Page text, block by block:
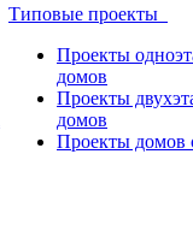
Типовые проекты
Проекты
домов
Проекты
домов
Проекты домов